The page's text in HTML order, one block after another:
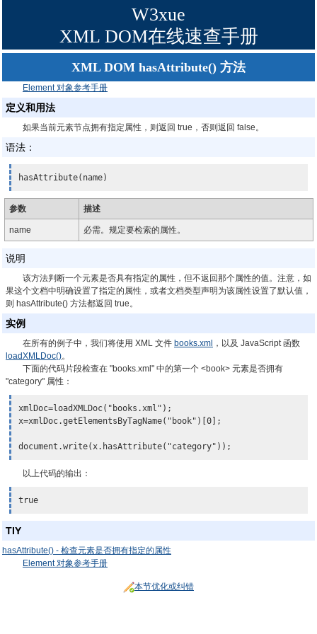
W3xue
XML DOM在线速查手册
XML DOM hasAttribute() 方法
Element 对象参考手册
定义和用法
如果当前元素节点拥有指定属性，则返回 true，否则返回 false。
语法：
hasAttribute(name)
参数 描述
name 必需。规定要检索的属性。
说明
该方法判断一个元素是否具有指定的属性，但不返回那个属性的值。注意，如
果这个文档中明确设置了指定的属性，或者文档类型声明为该属性设置了默认值，
则 hasAttribute() 方法都返回 true。
实例
在所有的例子中，我们将使用 XML 文件 books.xml ，以及 JavaScript 函数
loadXMLDoc()。
下面的代码片段检查在 "books.xml" 中的第一个 <book> 元素是否拥有
"category" 属性：
xmlDoc=loadXMLDoc("books.xml");
x=xmlDoc.getElementsByTagName("book")[0];
document.write(x.hasAttribute("category") );
以上代码的输出：
true
TIY
hasAttribute() - 检查元素是否拥有指定的属性
Element 对象参考手册
本节优化或纠错